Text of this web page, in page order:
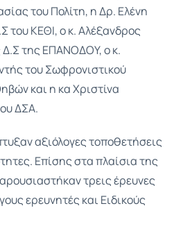
του Πολίτη, η Δρ. Ελένη
του ΚΕΘΙ, ο κ. Αλέξανδρος
της ΕΠΑΝΟΔΟΥ, ο κ.
του Σωφρονιστικού
και η κα Χριστίνα
ΔΣΑ.
αξιόλογες τοποθετήσεις
Επίσης στα πλαίσια της
τρεις έρευνες
ερευνητές και Ειδικούς